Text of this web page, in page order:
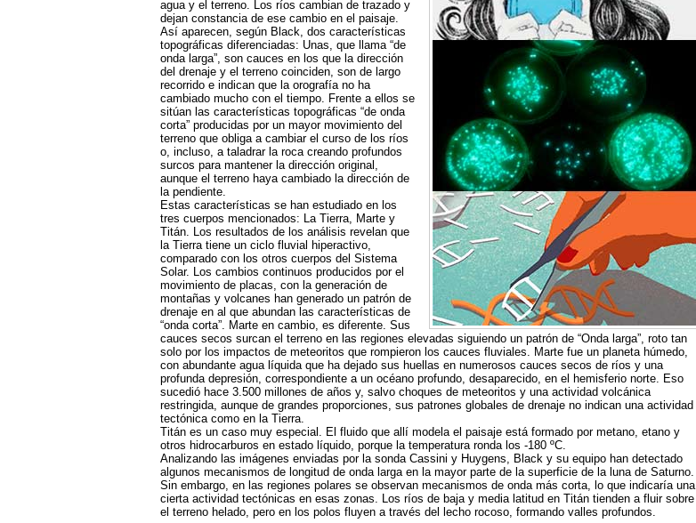
agua y el terreno. Los ríos cambian de trazado y
dejan constancia de ese cambio en el paisaje.
Así aparecen, según Black, dos características
topográficas diferenciadas: Unas, que llama “de
onda larga”, son cauces en los que la dirección
del drenaje y el terreno coinciden, son de largo
recorrido e indican que la orografía no ha
cambiado mucho con el tiempo. Frente a ellos se
sitúan las características topográficas “de onda
corta” producidas por un mayor movimiento del
terreno que obliga a cambiar el curso de los ríos
o, incluso, a taladrar la roca creando profundos
surcos para mantener la dirección original,
aunque el terreno haya cambiado la dirección de
la pendiente.
Estas características se han estudiado en los
tres cuerpos mencionados: La Tierra, Marte y
Titán. Los resultados de los análisis revelan que
la Tierra tiene un ciclo fluvial hiperactivo,
comparado con los otros cuerpos del Sistema
Solar. Los cambios continuos producidos por el
movimiento de placas, con la generación de
montañas y volcanes han generado un patrón de
drenaje en al que abundan las características de
“onda corta”. Marte en cambio, es diferente. Sus
cauces secos surcan el terreno en las regiones elevadas siguiendo un patrón de “Onda larga”, roto tan
solo por los impactos de meteoritos que rompieron los cauces fluviales. Marte fue un planeta húmedo,
con abundante agua líquida que ha dejado sus huellas en numerosos cauces secos de ríos y una
profunda depresión, correspondiente a un océano profundo, desaparecido, en el hemisferio norte. Eso
sucedió hace 3.500 millones de años y, salvo choques de meteoritos y una actividad volcánica
restringida, aunque de grandes proporciones, sus patrones globales de drenaje no indican una actividad
tectónica como en la Tierra.
Titán es un caso muy especial. El fluido que allí modela el paisaje está formado por metano, etano y
otros hidrocarburos en estado líquido, porque la temperatura ronda los -180 ºC.
Analizando las imágenes enviadas por la sonda Cassini y Huygens, Black y su equipo han detectado
algunos mecanismos de longitud de onda larga en la mayor parte de la superficie de la luna de Saturno.
Sin embargo, en las regiones polares se observan mecanismos de onda más corta, lo que indicaría una
cierta actividad tectónicas en esas zonas. Los ríos de baja y media latitud en Titán tienden a fluir sobre
el terreno helado, pero en los polos fluyen a través del lecho rocoso, formando valles profundos.